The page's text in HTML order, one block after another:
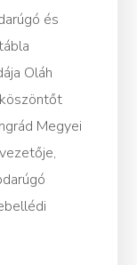
és
Oláh
Megyei